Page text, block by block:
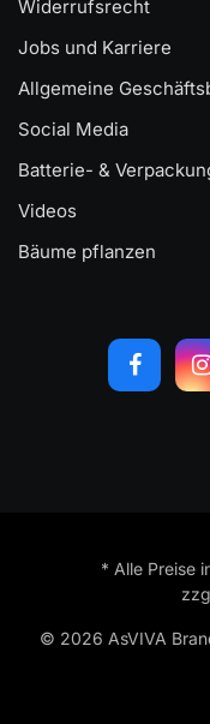
Widerrufsrecht
Jobs und Karriere
Allgemeine
Social Media
Batterie- &
Videos
Bäume pflanzen
* Alle Preise
© 2026 AsVIVA